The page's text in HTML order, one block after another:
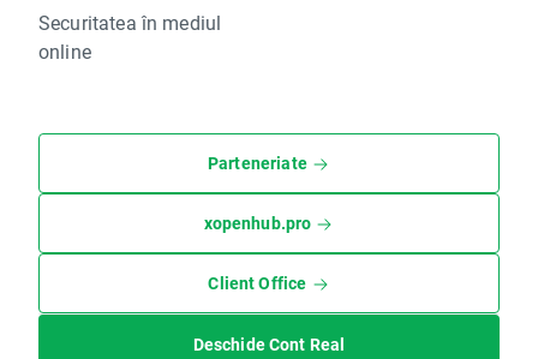
Securitatea în mediul
online
Parteneriate
xopenhub.pro
Client Office
Deschide Cont Real